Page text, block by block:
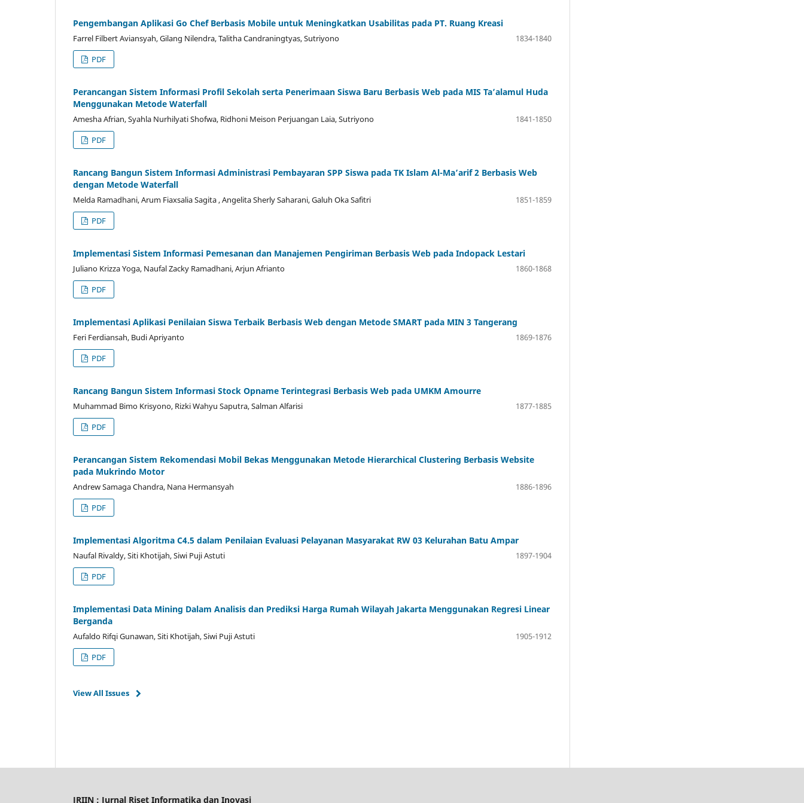
Pengembangan Aplikasi Go Chef Berbasis Mobile untuk Meningkatkan Usabilitas pada PT. Ruang Kreasi
Farrel Filbert Aviansyah, Gilang Nilendra, Talitha Candraningtyas, Sutriyono
1834-1840
PDF
Perancangan Sistem Informasi Profil Sekolah serta Penerimaan Siswa Baru Berbasis Web pada MIS Ta’alamul Huda
Menggunakan Metode Waterfall
Amesha Afrian, Syahla Nurhilyati Shofwa, Ridhoni Meison Perjuangan Laia, Sutriyono
1841-1850
PDF
Rancang Bangun Sistem Informasi Administrasi Pembayaran SPP Siswa pada TK Islam Al-Ma’arif 2 Berbasis Web
dengan Metode Waterfall
Melda Ramadhani, Arum Fiaxsalia Sagita , Angelita Sherly Saharani, Galuh Oka Safitri
1851-1859
PDF
Implementasi Sistem Informasi Pemesanan dan Manajemen Pengiriman Berbasis Web pada Indopack Lestari
Juliano Krizza Yoga, Naufal Zacky Ramadhani, Arjun Afrianto
1860-1868
PDF
Implementasi Aplikasi Penilaian Siswa Terbaik Berbasis Web dengan Metode SMART pada MIN 3 Tangerang
Feri Ferdiansah, Budi Apriyanto
1869-1876
PDF
Rancang Bangun Sistem Informasi Stock Opname Terintegrasi Berbasis Web pada UMKM Amourre
Muhammad Bimo Krisyono, Rizki Wahyu Saputra, Salman Alfarisi
1877-1885
PDF
Perancangan Sistem Rekomendasi Mobil Bekas Menggunakan Metode Hierarchical Clustering Berbasis Website
pada Mukrindo Motor
Andrew Samaga Chandra, Nana Hermansyah
1886-1896
PDF
Implementasi Algoritma C4.5 dalam Penilaian Evaluasi Pelayanan Masyarakat RW 03 Kelurahan Batu Ampar
Naufal Rivaldy, Siti Khotijah, Siwi Puji Astuti
1897-1904
PDF
Implementasi Data Mining Dalam Analisis dan Prediksi Harga Rumah Wilayah Jakarta Menggunakan Regresi Linear
Berganda
Aufaldo Rifqi Gunawan, Siti Khotijah, Siwi Puji Astuti
1905-1912
PDF
View All Issues
JRIIN : Jurnal Riset Informatika dan Inovasi